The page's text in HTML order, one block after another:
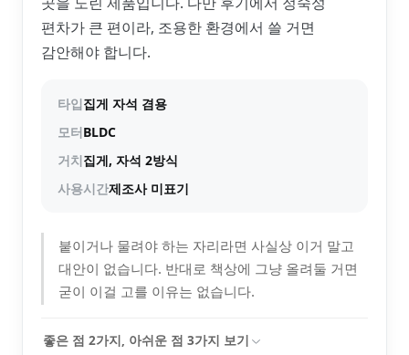
편차가 큰 편이라, 조용한 환경에서 쓸 거면
감안해야 합니다.
타입집게 자석 겸용
모터BLDC
거치집게, 자석 2방식
사용시간제조사 미표기
붙이거나 물려야 하는 자리라면 사실상 이거 말고
대안이 없습니다. 반대로 책상에 그냥 올려둘 거면
굳이 이걸 고를 이유는 없습니다.
좋은 점 2가지, 아쉬운 점 3가지 보기